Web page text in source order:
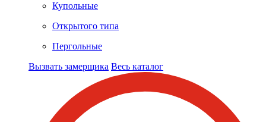
Купольные
Открытого типа
Пергольные
Вызвать замерщика Весь каталог